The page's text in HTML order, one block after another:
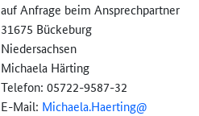
auf Anfrage beim Ansprechpartner
31675 Bückeburg
Niedersachsen
Michaela Härting
Telefon: 05722-9587-32
E-Mail: Michaela.Haerting@